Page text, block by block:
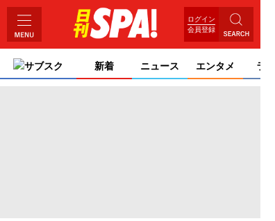
ログイン
会員登録
サブスク 新着 ニュース エンタメ ライ